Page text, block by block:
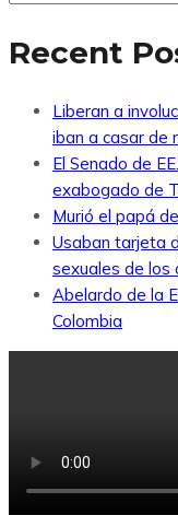
Recent
Liberan a
iban a casar de
El Senado de
exabogado de
Murió el papá
Usaban tarjeta
sexuales de los
Abelardo de la
Colombia